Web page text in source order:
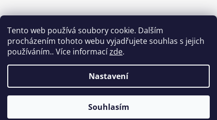
Tento web používá soubory cookie. Dalším
procházením tohoto webu vyjadřujete souhlas s jejich
používáním.. Více informacízde.
Nastavení
Souhlasím
Vytvořil Shoptet